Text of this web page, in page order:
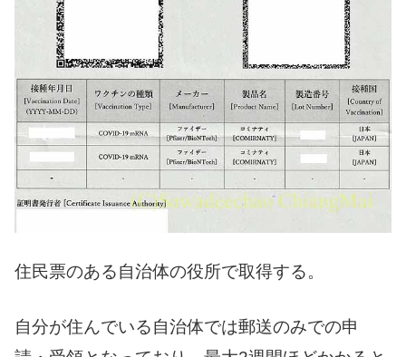
住民票のある自治体の役所で取得する。
自分が住んでいる自治体では郵送のみでの申